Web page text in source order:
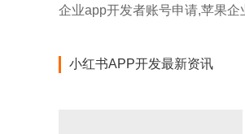
小红书APP开发最新资讯